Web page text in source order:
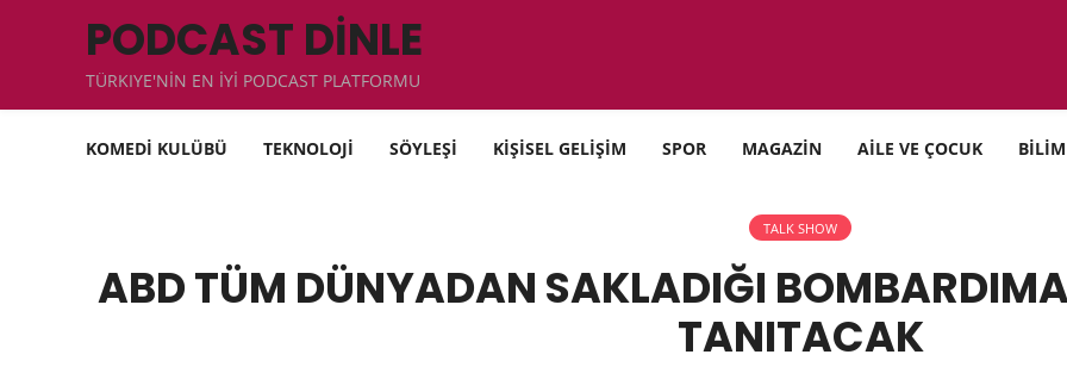
PODCAST DİNLE
TÜRKIYE'NİN EN İYİ PODCAST PLATFORMU
KOMEDİ KULÜBÜ TEKNOLOJİ SÖYLEŞİ KİŞİSEL GELİŞİM SPOR MAGAZİN AİLE VE ÇOCUK BİLİM
TALK SHOW
ABD TÜM DÜNYADAN SAKLADIĞI
TANITACAK